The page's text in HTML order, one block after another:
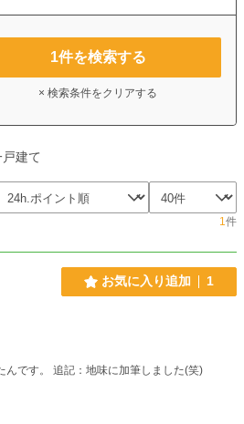
1件を検索する
× 検索条件をクリアする
建て
1件
お気に入り追加 1
んです。 追記：地味に加筆しました(笑)